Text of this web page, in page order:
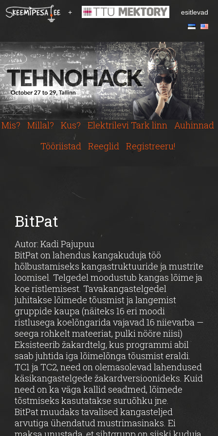
t
o
m
a
i
n
c
o
+ esitlevad
Mis? Millal? Kus? Elektrilevi Tark linn Auhinnad
Tööriistad
Reeglid Registreeru!
BitPat
Autor: Kadi Pajupuu
BitPat on lahendus kangakuduja töö
hõlbustamiseks kangastruktuuride ja mustrite
loomisel. Telgedel moodustub kangas lõime ja
koe ristlemisest. Tavakangastelgedel
juhitakse lõimede tõusmist ja langemist
gruppide kaupa (näiteks 16 eri moodi
ristlusega koelõngarida vajavad 16 niievarba —
seega rohkelt mateeriat, pulki nööre niisi)
Eksisteerib žakardtelg, kus programmi abil
saab juhtida iga lõimelõnga tõusmist eraldi.
TC1 ja TC2, need on olemasolevad lahendused
käsikangastelgede žakardversioonideks. Kuid
need on ka väga kallid seadmed, lõimede
tõstmiseks kasutatakse suruõhku jne.
BitPat muudaks tavalised kangasteljed
arvutiga ühendatud mustrimasinaks. Ei